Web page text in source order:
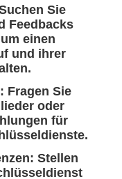
Sie
Feedbacks
einen
und ihrer
Fragen Sie
oder
für
Stellen